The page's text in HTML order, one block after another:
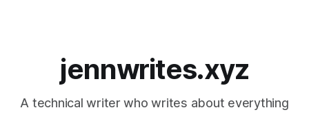
jennwrites.xyz
A technical writer who writes about everything